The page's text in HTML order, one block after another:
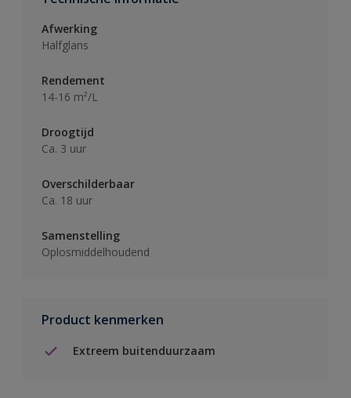
Afwerking
Halfglans
Rendement
14-16 m²/L
Droogtijd
Ca. 3 uur
Overschilderbaar
Ca. 18 uur
Samenstelling
Oplosmiddelhoudend
Product kenmerken
Extreem buitenduurzaam